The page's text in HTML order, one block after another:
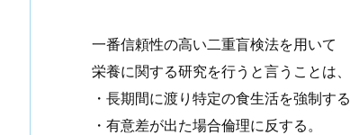
一番信頼性の高い二重盲検法を用いて
栄養に関する研究を行うと言うことは、
・長期間に渡り特定の食生活を強制する
・有意差が出た場合倫理に反する。